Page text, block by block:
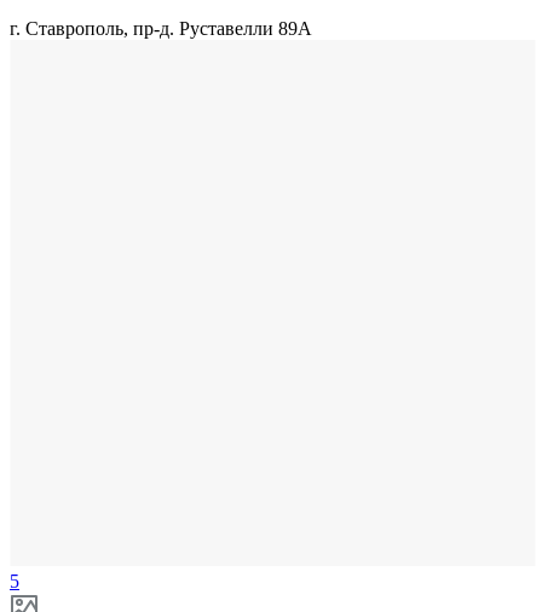
г. Ставрополь, пр-д. Руставелли 89А
5